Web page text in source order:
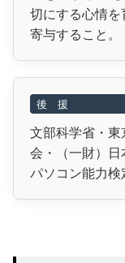
切にする心情
寄与すること。
後 援
文部科学省・
会・（一財）
パソコン能力検